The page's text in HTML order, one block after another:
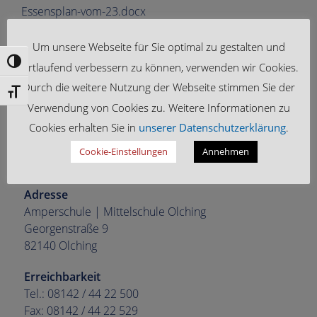
Umschalten auf hohe Kontraste
Schrift vergrößern
Essensplan-vom-23.docx
Adresse
Amperschule | Mittelschule Olching
Georgenstraße 9
82140 Olching
Erreichbarkeit
Tel.: 08142 / 44 22 500
Fax: 08142 / 44 22 529
Um unsere Webseite für Sie optimal zu gestalten und
fortlaufend verbessern zu können, verwenden wir Cookies.
Durch die weitere Nutzung der Webseite stimmen Sie der
Verwendung von Cookies zu. Weitere Informationen zu
Cookies erhalten Sie in unserer Datenschutzerklärung.
Cookie-Einstellungen Annehmen